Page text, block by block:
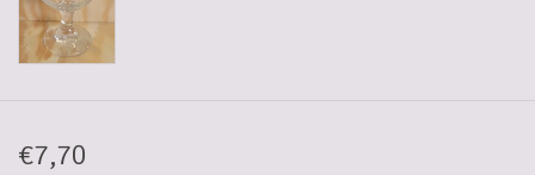
5-6l vaten
€7,70